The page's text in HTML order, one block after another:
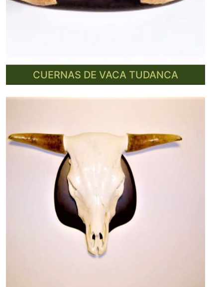
CUERNAS DE VACA TUDANCA